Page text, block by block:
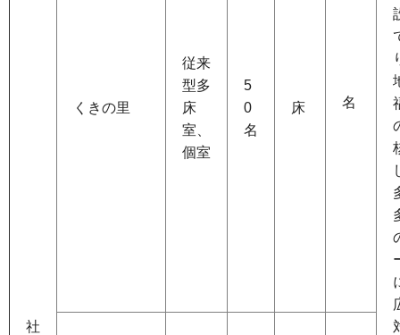
社
くきの里
従来
型多
床
室、
個室
5
0
名
床 名